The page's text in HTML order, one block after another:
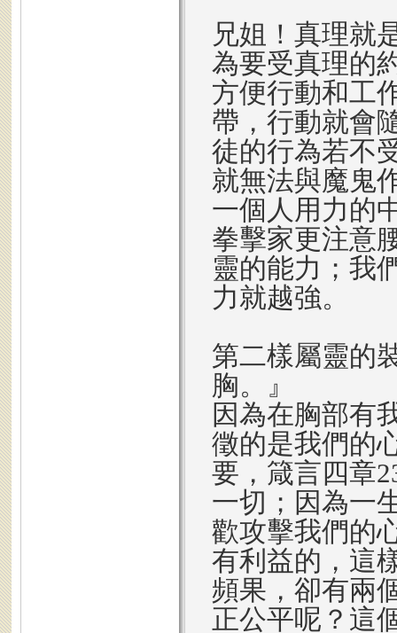
兄姐！真理就
為要受真理的
方便行動和工
帶，行動就會
徒的行為若不
就無法與魔鬼
一個人用力的
拳擊家更注意
靈的能力；我
力就越強。
第二樣屬靈的
胸。』
因為在胸部有
徵的是我們的
要，箴言四章
一切；因為一
歡攻擊我們的
有利益的，這
頻果，卻有兩
正公平呢？這